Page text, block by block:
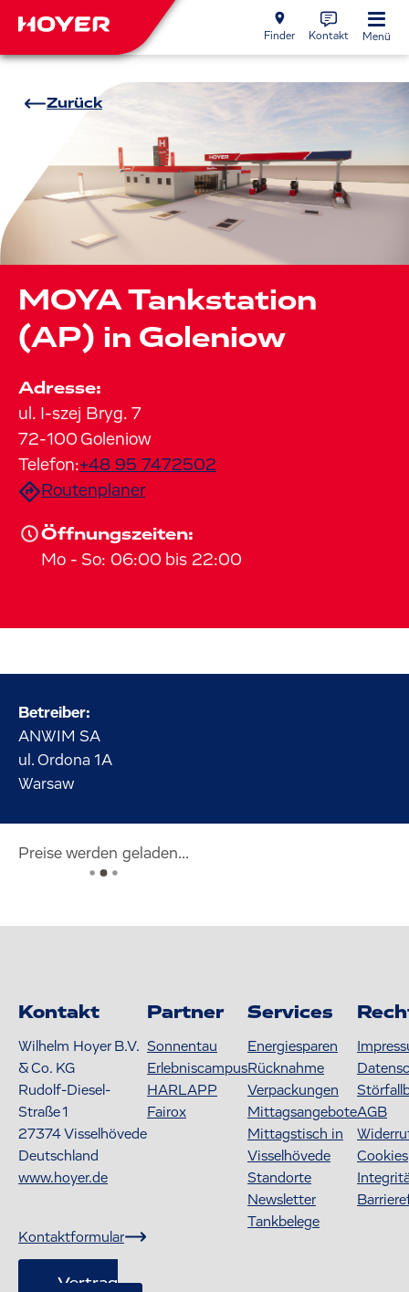
Finder Kontakt Menü
Zurück
MOYA Tankstation
(AP) in Goleniow
Adresse:
ul. I-szej Bryg. 7
72-100 Goleniow
Telefon:+48 95 7472502
Routenplaner
Öffnungszeiten:
Mo - So: 06:00 bis 22:00
Betreiber:
ANWIM SA
ul. Ordona 1A
Warsaw
Preise werden geladen...
Kontakt
Wilhelm Hoyer B.V.
& Co. KG
Rudolf-Diesel-
Straße 1
27374Visselhövede
Deutschland
www.hoyer.de
Kontaktformular
Vertrag
Partner
Sonnentau
Erlebniscampus
HARLAPP
Fairox
Services
Energiesparen
Rücknahme
Verpackungen
Mittagsangebote
Mittagstisch in
Visselhövede
Standorte
Newsletter
Tankbelege
AGB
Cookies